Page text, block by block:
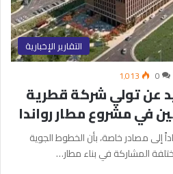
التقارير الإخبارية
0 1٬013
عن تولي شركة قطرية
في مشروع مطار رواندا
إلى مصادر خاصة، بأن الخطوط الجوية
المشاركة في بناء مطار…